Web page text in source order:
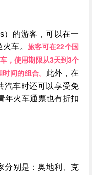
）的游客，可以在一
车。 旅客可在22个国
，使用期限从3天到3个
间的组合。 此外，在
汽车时还可以享受免
年火车通票也有折扣
分别是：奥地利、克